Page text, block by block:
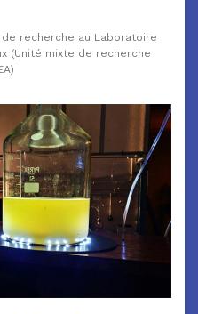
de recherche au Laboratoire
(Unité mixte de recherche